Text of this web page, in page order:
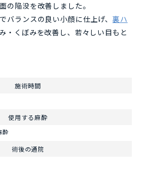
の陥没を改善しました。
でバランスの良い小顔に仕上げ、裏ハ
・くぼみを改善し、若々しい目もと
施術時間
使用する麻酔
酔
術後の通院